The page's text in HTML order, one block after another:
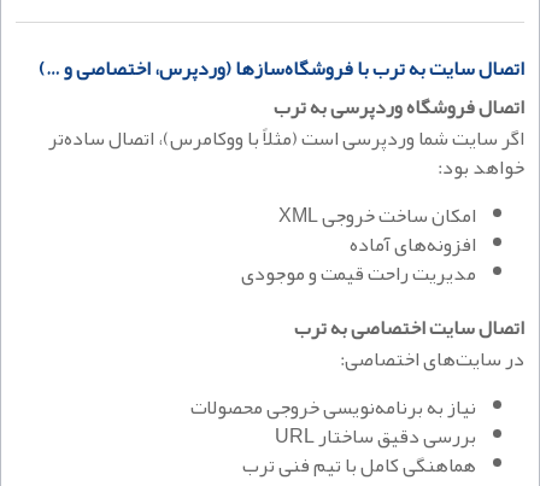
اتصال سایت به ترب با فروشگاه‌سازها (وردپرس، اختصاصی و …)
اتصال فروشگاه وردپرسی به ترب
اگر سایت شما وردپرسی است (مثلاً با ووکامرس)، اتصال ساده‌تر
خواهد بود:
امکان ساخت خروجی XML
افزونه‌های آماده
مدیریت راحت قیمت و موجودی
اتصال سایت اختصاصی به ترب
در سایت‌های اختصاصی:
نیاز به برنامه‌نویسی خروجی محصولات
بررسی دقیق ساختار URL
هماهنگی کامل با تیم فنی ترب